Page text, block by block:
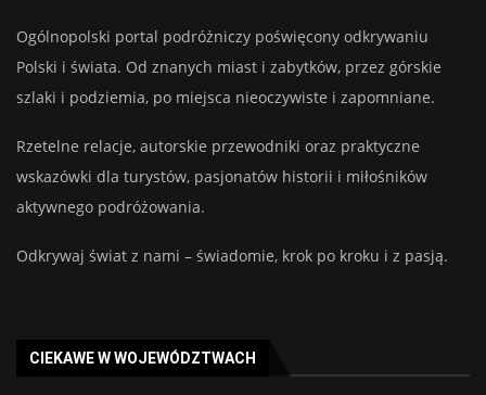
Ogólnopolski portal podróżniczy poświęcony odkrywaniu
Polski i świata. Od znanych miast i zabytków, przez górskie
szlaki i podziemia, po miejsca nieoczywiste i zapomniane.
Rzetelne relacje, autorskie przewodniki oraz praktyczne
wskazówki dla turystów, pasjonatów historii i miłośników
aktywnego podróżowania.
Odkrywaj świat z nami – świadomie, krok po kroku i z pasją.
CIEKAWE W WOJEWÓDZTWACH